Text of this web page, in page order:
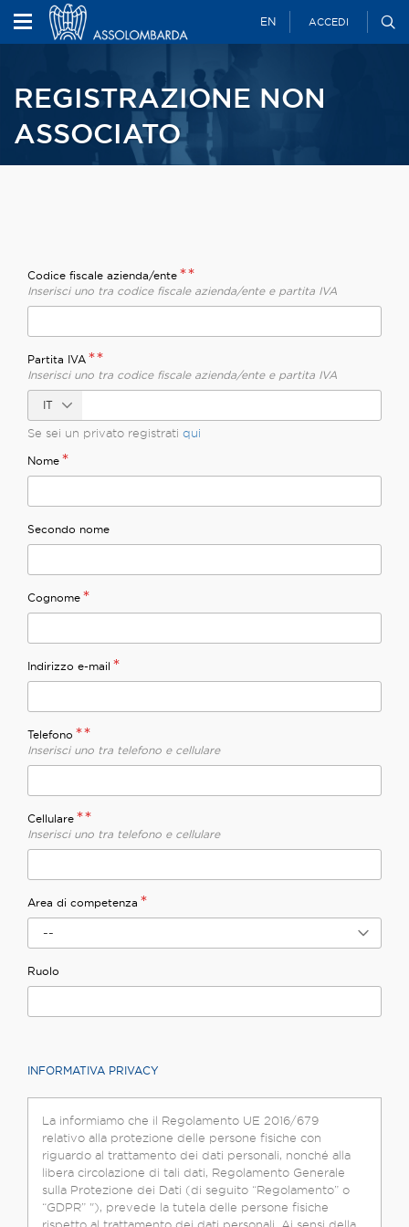
EN ACCEDI
REGISTRAZIONE NON
ASSOCIATO
Codice fiscale azienda/ente **
Inserisci uno tra codice fiscale azienda/ente e partita IVA
Partita IVA **
Inserisci uno tra codice fiscale azienda/ente e partita IVA
Se sei un privato registrati qui
Nome *
Secondo nome
Cognome *
Indirizzo e-mail *
Telefono **
Inserisci uno tra telefono e cellulare
Cellulare **
Inserisci uno tra telefono e cellulare
Area di competenza *
--
Ruolo
INFORMATIVA PRIVACY
La informiamo che il Regolamento UE 2016/679
relativo alla protezione delle persone fisiche con
riguardo al trattamento dei dati personali, nonché alla
libera circolazione di tali dati, Regolamento Generale
sulla Protezione dei Dati (di seguito “Regolamento” o
“GDPR” "), prevede la tutela delle persone fisiche
rispetto al trattamento dei dati personali. Ai sensi della